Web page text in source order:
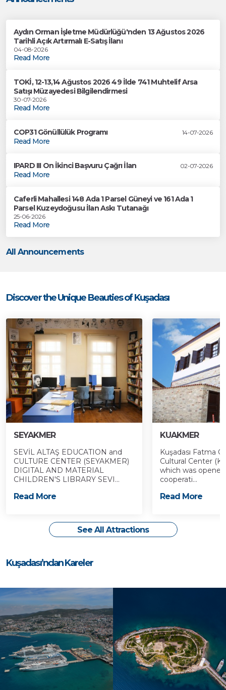
Aydın Orman İşletme Müdürlüğü'nden 13 Ağustos 2026
Tarihli Açık Artırmalı E-Satış İlanı
04-08-2026
Read More
TOKİ, 12-13,14 Ağustos 2026 49 İlde 741 Muhtelif Arsa
Satışı Müzayedesi Bilgilendirmesi
30-07-2026
Read More
COP31 Gönüllülük Programı 14-07-2026
Read More
IPARD III On İkinci Başvuru Çağrı İlan 02-07-2026
Read More
Caferli Mahallesi 148 Ada 1 Parsel Güneyi ve 161 Ada 1
Parsel Kuzeydoğusu İlan Askı Tutanağı
25-06-2026
Read More
All Announcements
Discover the Unique Beauties of Kuşadası
SEYAKMER
SEVİL ALTAŞ EDUCATION and
CULTURE CENTER (SEYAKMER)
DIGITAL AND MATERIAL
CHILDREN'S LIBRARY SEVI...
Read More
KUAKMER
Kuşadası Fatma
Cultural Center
which was
cooperati...
Read More
See All Attractions
Kuşadası’ndan Kareler